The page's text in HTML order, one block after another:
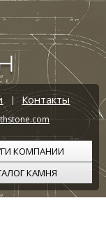
Контакты
КОМПАНИИ
КАМНЯ